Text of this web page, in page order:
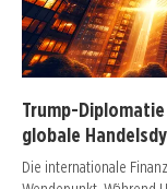
Trump-
globale
Die internationale